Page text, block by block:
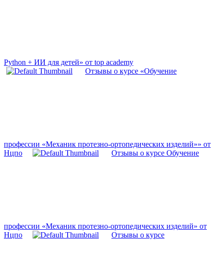
Python + ИИ для детей» от top academy
Отзывы о курсе «Обучение
профессии «Механик протезно-ортопедических изделий»» от
Нцпо
Отзывы о курсе Обучение
профессии «Механик протезно-ортопедических изделий» от
Нцпо
Отзывы о курсе